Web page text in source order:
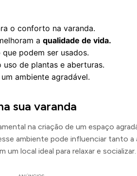
o conforto na varanda.
a qualidade de vida.
que podem ser usados.
de plantas e aberturas.
ambiente agradável.
sua varanda
na criação de um espaço
ambiente pode influenciar tanto
um local ideal para relaxar e socializar.